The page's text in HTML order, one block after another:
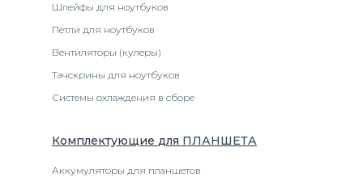
Шлейфы для ноутбуков
Петли для ноутбуков
Вентиляторы (кулеры)
Тачскрины для ноутбуков
Системы охлаждения в сборе
Комплектующие для ПЛАНШЕТА
Аккумуляторы для планшетов